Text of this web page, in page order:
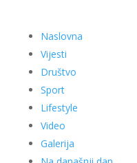
Naslovna
Vijesti
Društvo
Sport
Lifestyle
Video
Galerija